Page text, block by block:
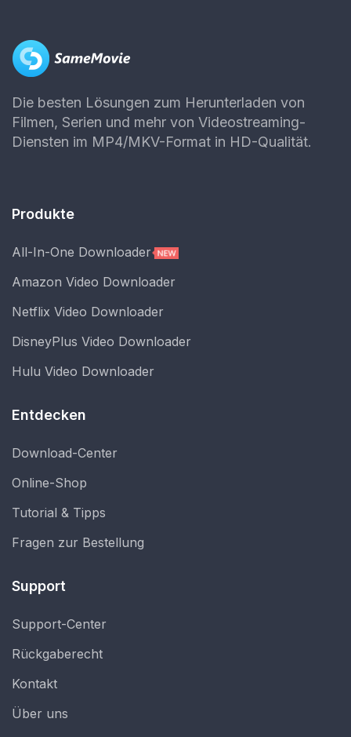
Die besten Lösungen zum Herunterladen von
Filmen, Serien und mehr von Videostreaming-
Diensten im MP4/MKV-Format in HD-Qualität.
Produkte
All-In-One Downloader
Amazon Video Downloader
Netflix Video Downloader
DisneyPlus Video Downloader
Hulu Video Downloader
Entdecken
Download-Center
Online-Shop
Tutorial & Tipps
Fragen zur Bestellung
Support
Support-Center
Rückgaberecht
Kontakt
Über uns